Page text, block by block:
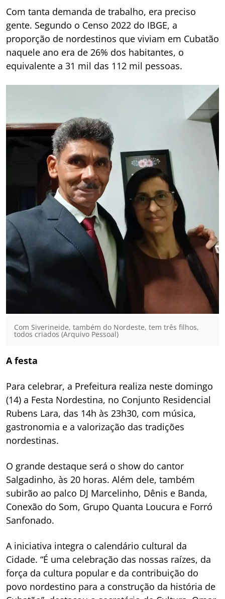
Com tanta demanda de trabalho, era preciso
gente. Segundo o Censo 2022 do IBGE, a
proporção de nordestinos que viviam em Cubatão
naquele ano era de 26% dos habitantes, o
equivalente a 31 mil das 112 mil pessoas.
Com Siverineide, também do Nordeste, tem três filhos,
todos criados (Arquivo Pessoal)
A festa
Para celebrar, a Prefeitura realiza neste domingo
(14) a Festa Nordestina, no Conjunto Residencial
Rubens Lara, das 14h às 23h30, com música,
gastronomia e a valorização das tradições
nordestinas.
O grande destaque será o show do cantor
Salgadinho, às 20 horas. Além dele, também
subirão ao palco DJ Marcelinho, Dênis e Banda,
Conexão do Som, Grupo Quanta Loucura e Forró
Sanfonado.
A iniciativa integra o calendário cultural da
Cidade. “É uma celebração das nossas raízes, da
força da cultura popular e da contribuição do
povo nordestino para a construção da história de